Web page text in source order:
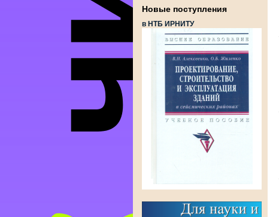
Новые поступления
в НТБ ИРНИТУ